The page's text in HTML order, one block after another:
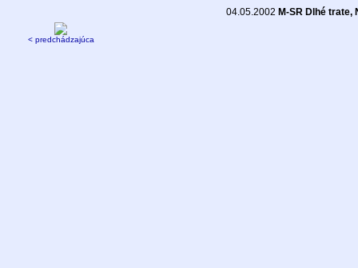
04.05.2002 M-SR Dlhé trate,
< predchádzajúca